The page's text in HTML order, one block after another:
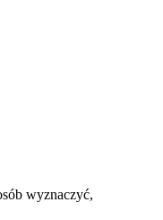
wyznaczyć,